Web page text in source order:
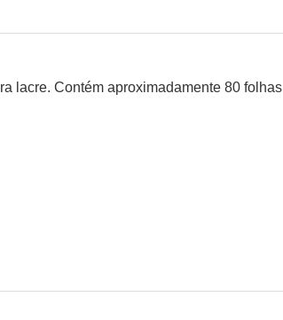
lacre. Contém aproximadamente 80 folhas